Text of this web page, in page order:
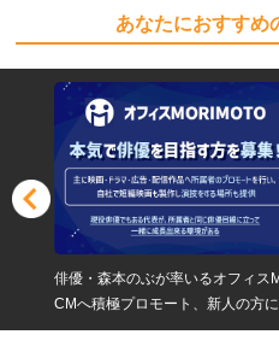
あなたにおすすめ
俳優・森本のぶが率いるオフィス
CMへ積極プロモート、新人の方
同で積極的にバックアップ。演技